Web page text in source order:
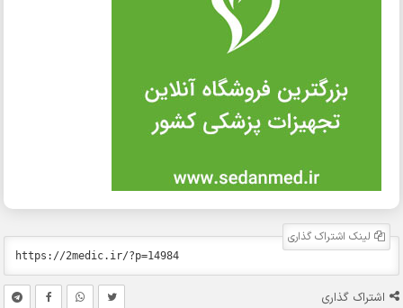
لینک اشتراک گذاری
اشتراک گذاری